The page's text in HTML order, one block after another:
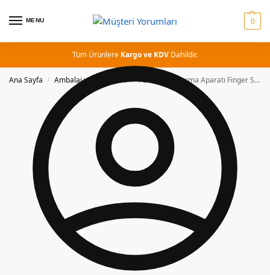
MENU 0
Tüm Ürünlere Kargo ve KDV Dahildir.
Ana Sayfa / Ambalaj ve aparatları / Palet Streç Sarma Aparatı Finger Streç Aparatı